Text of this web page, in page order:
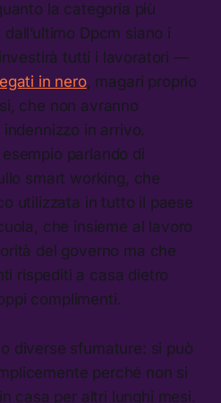
la categoria più
Dpcm siano i
tutti i lavoratori —
in nero, magari proprio
che non avranno
in arrivo.
parlando di
smart working, che
utilizzata in tutto il paese
che insieme al lavoro
del governo ma che
rispediti a casa dietro
complimenti.
diverse sfumature: si può
perché non si
casa per altri lunghi mesi.